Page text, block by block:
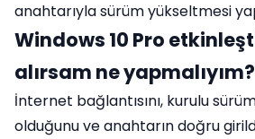
anahtarıyla sürüm yükseltmesi
Windows 10 Pro
alırsam ne yapmalıyım?
İnternet bağlantısını, kurulu
olduğunu ve anahtarın doğru